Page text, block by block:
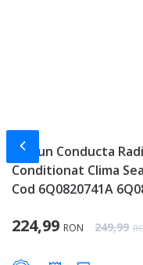
Furtun Conducta
Conditionat Clima
Cod 6Q0820741A
Special Price
224,99 RON Regular
249,99
Slide-ul anterior